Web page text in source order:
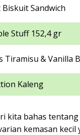
Sandwich
Stuff 152,4 gr
Tiramisu & Vanilla
Kaleng
kita bahas
kemasan